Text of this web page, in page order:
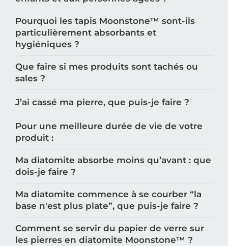
Pourquoi les tapis Moonstone™️ sont-ils
particulièrement absorbants et
hygiéniques ?
Que faire si mes produits sont tachés ou
sales ?
J’ai cassé ma pierre, que puis-je faire ?
Pour une meilleure durée de vie de votre
produit :
Ma diatomite absorbe moins qu’avant : que
dois-je faire ?
Ma diatomite commence à se courber “la
base n'est plus plate”, que puis-je faire ?
Comment se servir du papier de verre sur
les pierres en diatomite Moonstone™️ ?